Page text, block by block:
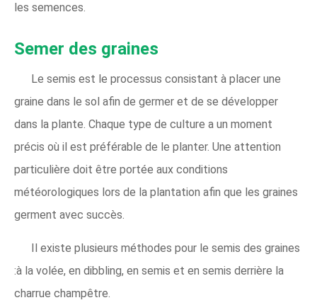
les semences.
Semer des graines
Le semis est le processus consistant à placer une
graine dans le sol afin de germer et de se développer
dans la plante. Chaque type de culture a un moment
précis où il est préférable de le planter. Une attention
particulière doit être portée aux conditions
météorologiques lors de la plantation afin que les graines
germent avec succès.
Il existe plusieurs méthodes pour le semis des graines
:à la volée, en dibbling, en semis et en semis derrière la
charrue champêtre.